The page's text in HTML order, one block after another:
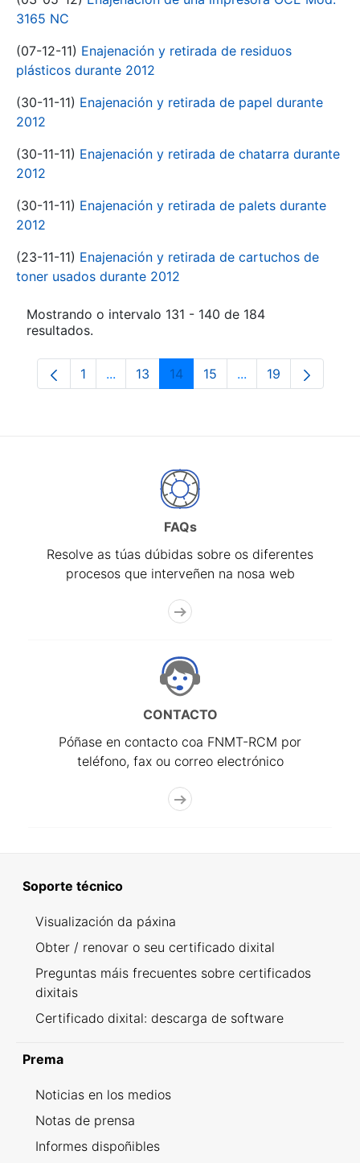
3165 NC
(07-12-11) Enajenación y retirada de residuos
plásticos durante 2012
(30-11-11) Enajenación y retirada de papel durante
2012
(30-11-11) Enajenación y retirada de chatarra durante
2012
(30-11-11) Enajenación y retirada de palets durante
2012
(23-11-11) Enajenación y retirada de cartuchos de
toner usados durante 2012
Mostrando o intervalo 131 - 140 de 184
resultados.
Páxina
1 ...Páxinas intermedias Use pestaña para
Páxina
13 Páxina
14 Páxina
15 ...PáxinasPáxina
19
FAQs
Resolve as túas dúbidas sobre os diferentes
procesos que interveñen na nosa web
CONTACTO
Póñase en contacto coa FNMT-RCM por
teléfono, fax ou correo electrónico
Soporte técnico
Visualización da páxina
Obter / renovar o seu certificado dixital
Preguntas máis frecuentes sobre certificados
dixitais
Certificado dixital: descarga de software
Prema
Noticias en los medios
Notas de prensa
Informes dispoñibles